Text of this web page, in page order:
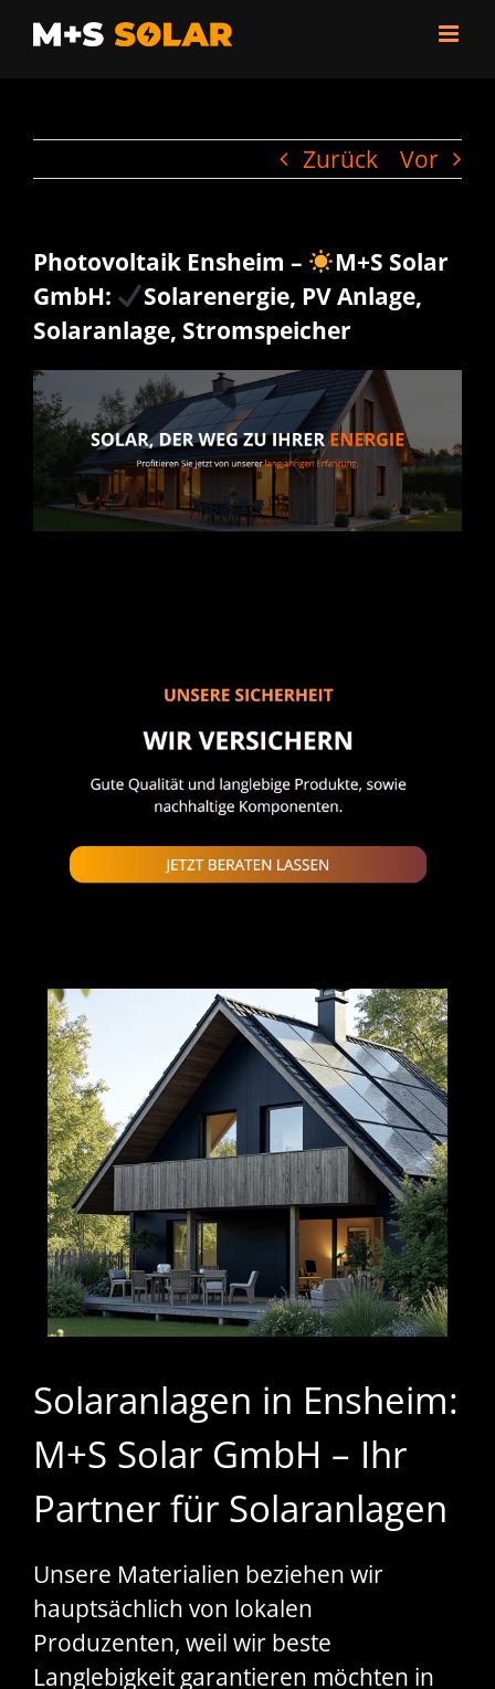
Zum
Inhalt
Zurück Vor
Photovoltaik Ensheim –
M+S Solar
GmbH:
Solarenergie, PV Anlage,
Solaranlage, Stromspeicher
Solaranlagen in Ensheim:
M+S Solar GmbH – Ihr
Partner für Solaranlagen
Unsere Materialien beziehen wir
hauptsächlich von lokalen
Produzenten, weil wir beste
Langlebigkeit garantieren möchten in